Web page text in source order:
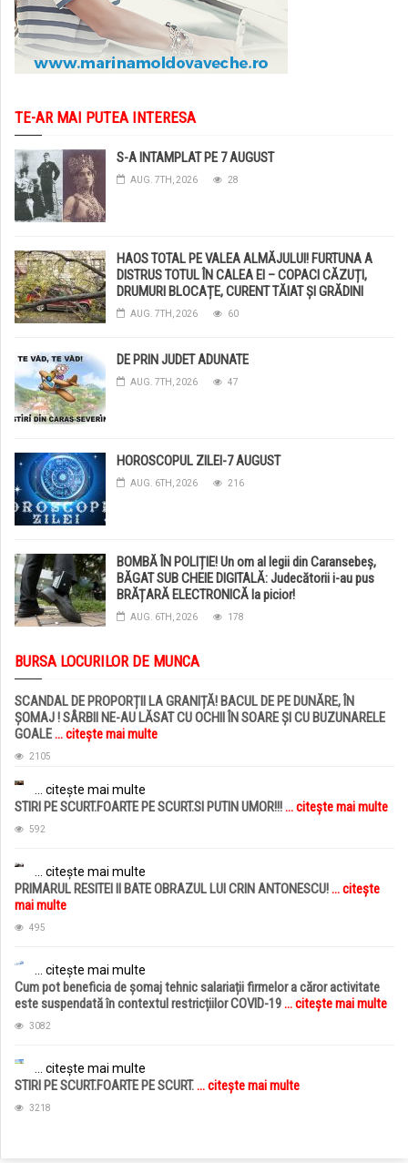
TE-AR MAI PUTEA INTERESA
S-A INTAMPLAT PE 7 AUGUST
AUG. 7TH, 2026 28
HAOS TOTAL PE VALEA ALMĂJULUI! FURTUNA A
DISTRUS TOTUL ÎN CALEA EI – COPACI CĂZUȚI,
DRUMURI BLOCAȚE, CURENT TĂIAT ȘI GRĂDINI
DISTRUSE DE GRINDINĂ!
AUG. 7TH, 2026 60
DE PRIN JUDET ADUNATE
AUG. 7TH, 2026 47
HOROSCOPUL ZILEI-7 AUGUST
AUG. 6TH, 2026 216
BOMBĂ ÎN POLIȚIE! Un om al legii din Caransebeș,
BĂGAT SUB CHEIE DIGITALĂ: Judecătorii i-au pus
BRĂȚARĂ ELECTRONICĂ la picior!
AUG. 6TH, 2026 178
BURSA LOCURILOR DE MUNCA
SCANDAL DE PROPORȚII LA GRANIȚĂ! BACUL DE PE DUNĂRE, ÎN
ȘOMAJ ! SÂRBII NE-AU LĂSAT CU OCHII ÎN SOARE ȘI CU BUZUNARELE
GOALE... citește mai multe
2105
... citește mai multe
STIRI PE SCURT.FOARTE PE SCURT.SI PUTIN UMOR!!!... citește mai multe
592
... citește mai multe
PRIMARUL RESITEI II BATE OBRAZUL LUI CRIN ANTONESCU!... citește
mai multe
495
... citește mai multe
Cum pot beneficia de șomaj tehnic salariații firmelor a căror activitate
este suspendată în contextul restricțiilor COVID-19... citește mai multe
3082
... citește mai multe
STIRI PE SCURT.FOARTE PE SCURT.... citește mai multe
3218